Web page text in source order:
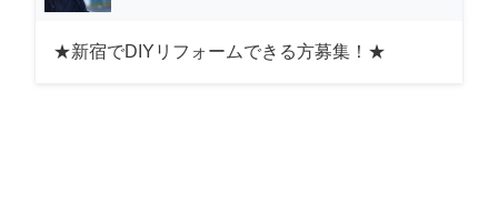
★新宿でDIYリフォームできる方募集！★